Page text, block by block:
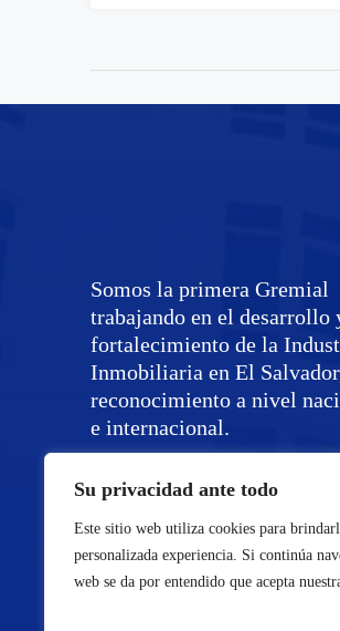
Su privacidad ante todo
Este sitio web utiliza cookies para
personalizada experiencia. Si continúa
web se da por entendido que acepta
Somos la primera Gremial
trabajando en el desarrollo
fortalecimiento de la
Inmobiliaria en El
reconocimiento a nivel
e internacional.